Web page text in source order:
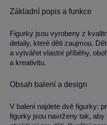
Základní popis a funkce
Figurky jsou vyrobeny z
detaily, které děti zaujmou.
a vytvářet vlastní příběhy,
a kreativitu.
Obsah balení a design
V balení najdete dvě figurky:
figurky jsou navrženy tak,